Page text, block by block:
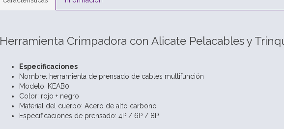
Herramienta Crimpadora con Alicate Pelacables y
Especificaciones
Nombre: herramienta de prensado de cables multifunción
Modelo: KEAB0
Color: rojo + negro
Material del cuerpo: Acero de alto carbono
Especificaciones de prensado: 4P / 6P / 8P